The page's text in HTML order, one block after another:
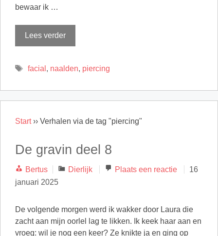
bewaar ik …
Lees verder
Tags
facial , naalden, piercing
Start›› Verhalen via de tag "piercing"
De gravin deel 8
Bertus Categorieën
Dierlijk Plaats een reactie
16
januari 2025
De volgende morgen werd ik wakker door Laura die
zacht aan mijn oorlel lag te likken. Ik keek haar aan en
vroeg: wil je nog een keer? Ze knikte ja en ging op